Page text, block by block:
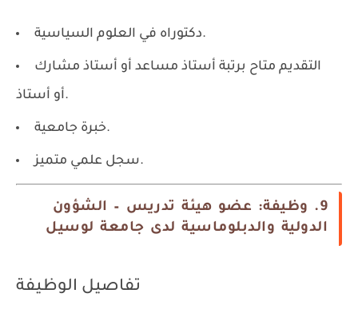
دكتوراه في العلوم السياسية.
التقديم متاح برتبة أستاذ مساعد أو أستاذ مشارك
أو أستاذ.
خبرة جامعية.
سجل علمي متميز.
9. وظيفة: عضو هيئة تدريس – الشؤون
الدولية والدبلوماسية لدى جامعة لوسيل
تفاصيل الوظيفة